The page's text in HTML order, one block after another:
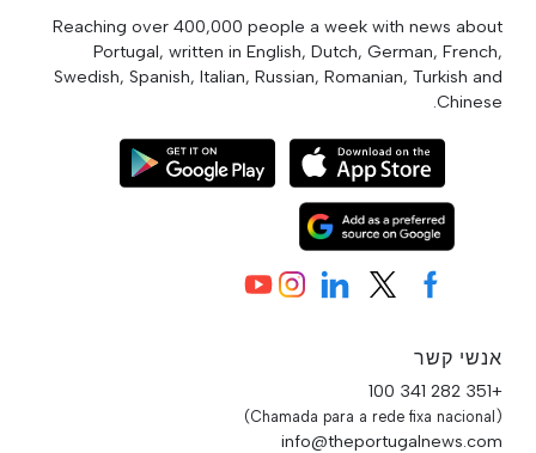
Reaching over 400,000 people a week with news about
Portugal, written in English, Dutch, German, French,
Swedish, Spanish, Italian, Russian, Romanian, Turkish and
Chinese.
אנשי קשר
+351 282 341 100
(Chamada para a rede fixa nacional)
info@theportugalnews.com